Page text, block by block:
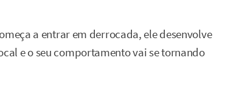
a entrar em derrocada, ele desenvolve
e o seu comportamento vai se tornando